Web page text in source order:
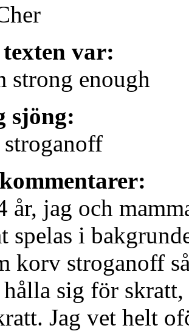
var:
strong enough
sjöng:
år, jag och
spelas i
korv stroganoff
sig för
Jag vet helt